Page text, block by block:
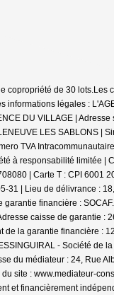
copropriété de 30 lots.Les
informations légales :
DU VILLAGE |
LES SABLONS |
TVA
à responsabilité limitée |
| Carte T : CPI 6001
31 | Lieu de délivrance :
garantie financière :
caisse de garantie :
de la garantie financière :
- Société de
du médiateur : 24, Rue
du site : www.mediateur-
et financièrement